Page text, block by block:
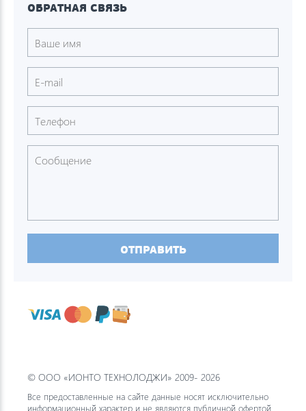
ОБРАТНАЯ СВЯЗЬ
ОТПРАВИТЬ
© ООО «ИОНТО ТЕХНОЛОДЖИ» 2009- 2026
Все предоставленные на сайте данные носят исключительно
информационный характер и не являются публичной офертой.